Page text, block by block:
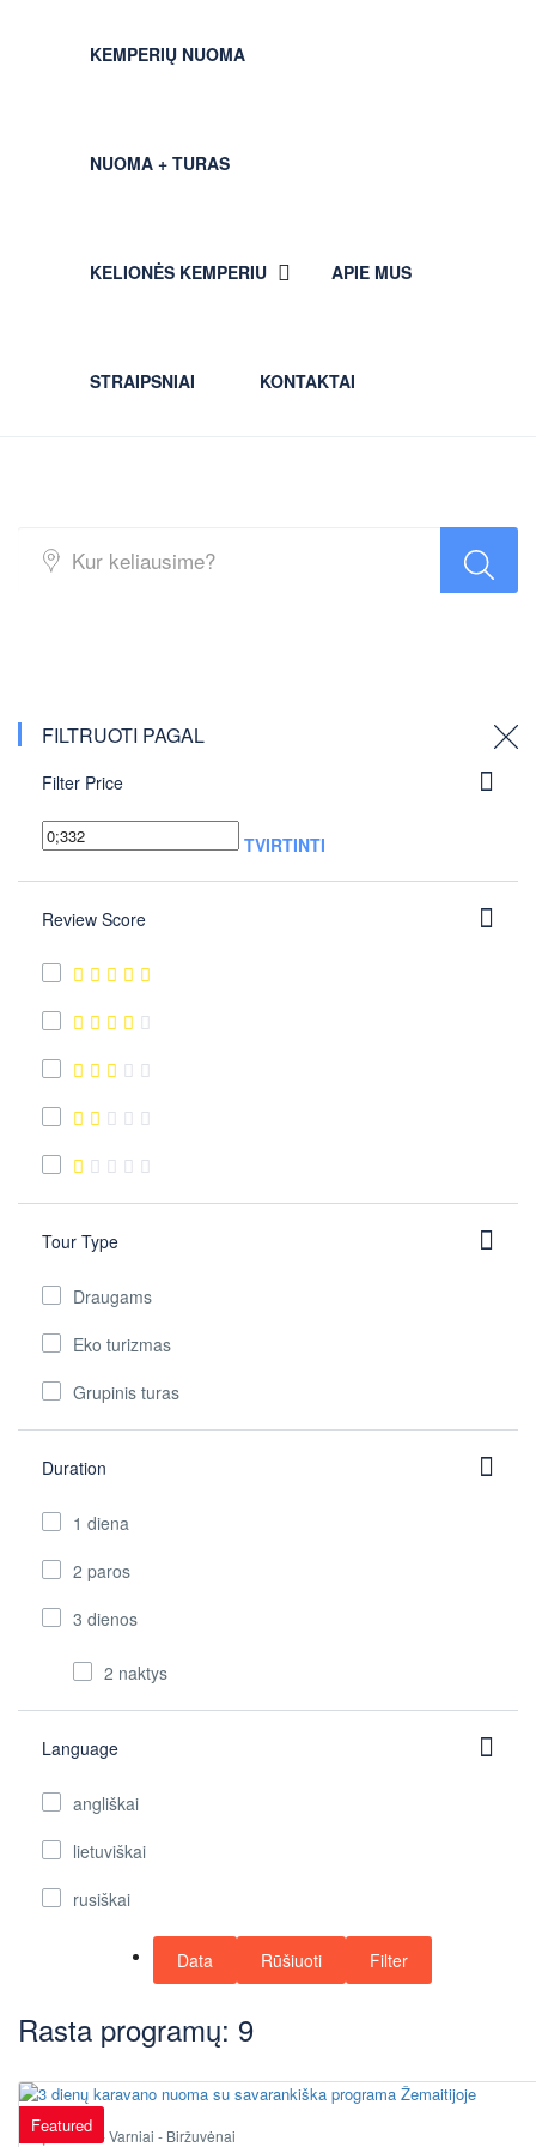
KEMPERIŲ NUOMA
NUOMA + TURAS
KELIONĖS KEMPERIU APIE MUS
STRAIPSNIAI KONTAKTAI
FILTRUOTI PAGAL
Filter Price
TVIRTINTI
Review Score
Tour Type
Draugams
Eko turizmas
Grupinis turas
Duration
1 diena
2 paros
3 dienos
2 naktys
Language
angliškai
lietuviškai
rusiškai
Data Rūšiuoti Filter
Rasta programų: 9
Featured
Telšiai - Varniai - Biržuvėnai